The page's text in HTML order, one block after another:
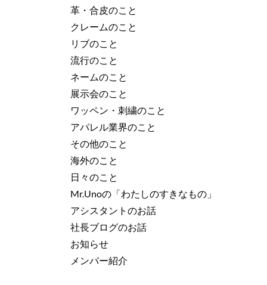
革・合皮のこと
クレームのこと
リブのこと
流行のこと
ネームのこと
展示会のこと
ワッペン・刺繍のこと
アパレル業界のこと
その他のこと
海外のこと
日々のこと
Mr.Unoの「わたしのすきなもの」
アシスタントのお話
社長ブログのお話
お知らせ
メンバー紹介